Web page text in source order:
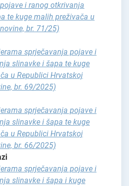
i ranog otkrivanja
te kuge malih preživača u
br. 71/25)
sprječavanja pojave i
slinavke i šapa te kuge
u Republici Hrvatskoj
br. 69/2025)
sprječavanja pojave i
slinavke i šapa te kuge
u Republici Hrvatskoj
br. 66/2025)
sprječavanja pojave i
slinavke i šapa i kuge